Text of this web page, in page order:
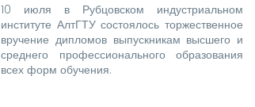
10 июля в Рубцовском индустриальном
институте АлтГТУ состоялось торжественное
вручение дипломов выпускникам высшего и
среднего профессионального образования
всех форм обучения.